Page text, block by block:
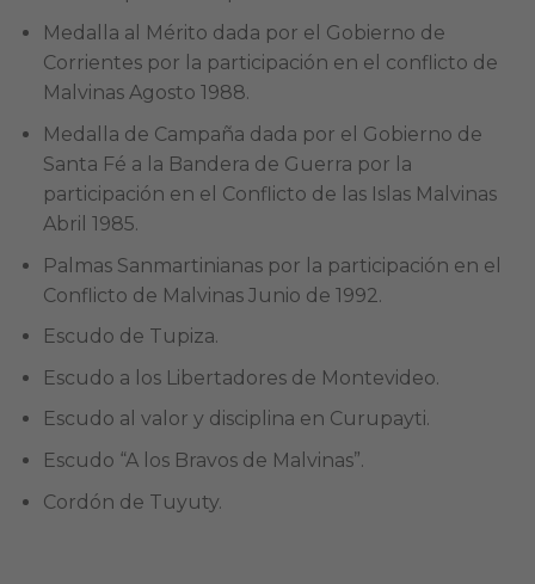
Medalla al Mérito dada por el Gobierno de
Corrientes por la participación en el conflicto de
Malvinas Agosto 1988.
Medalla de Campaña dada por el Gobierno de
Santa Fé a la Bandera de Guerra por la
participación en el Conflicto de las Islas Malvinas
Abril 1985.
Palmas Sanmartinianas por la participación en el
Conflicto de Malvinas Junio de 1992.
Escudo de Tupiza.
Escudo a los Libertadores de Montevideo.
Escudo al valor y disciplina en Curupayti.
Escudo “A los Bravos de Malvinas”.
Cordón de Tuyuty.